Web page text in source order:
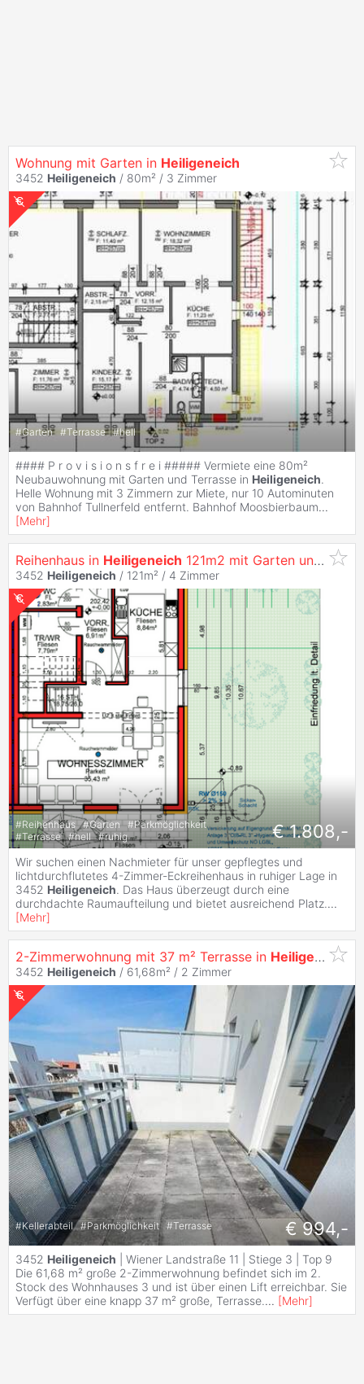
Wohnung mit Garten in Heiligeneich
3452 Heiligeneich / 80m² / 3 Zimmer
#Garten #Terrasse #hell
#### P r o v i s i o n s f r e i ##### Vermiete eine 80m²
Neubauwohnung mit Garten und Terrasse in Heiligeneich.
Helle Wohnung mit 3 Zimmern zur Miete, nur 10 Autominuten
von Bahnhof Tullnerfeld entfernt. Bahnhof Moosbierbaum...
[Mehr]
Reihenhaus in Heiligeneich 121m2 mit Garten und Terrasse
3452 Heiligeneich / 121m² / 4 Zimmer
#Reihenhaus #Garten #Parkmöglichkeit
#Terrasse #hell #ruhig € 1.808,-
Wir suchen einen Nachmieter für unser gepflegtes und
lichtdurchflutetes 4-Zimmer-Eckreihenhaus in ruhiger Lage in
3452 Heiligeneich. Das Haus überzeugt durch eine
durchdachte Raumaufteilung und bietet ausreichend Platz....
[Mehr]
2-Zimmerwohnung mit 37 m² Terrasse in Heiligeneich
3452 Heiligeneich / 61,68m² / 2 Zimmer
#Kellerabteil #Parkmöglichkeit #Terrasse € 994,-
3452 Heiligeneich | Wiener Landstraße 11 | Stiege 3 | Top 9
Die 61,68 m² große 2-Zimmerwohnung befindet sich im 2.
Stock des Wohnhauses 3 und ist über einen Lift erreichbar. Sie
Verfügt über eine knapp 37 m² große, Terrasse.... [Mehr]